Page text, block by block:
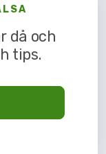
då och
tips.